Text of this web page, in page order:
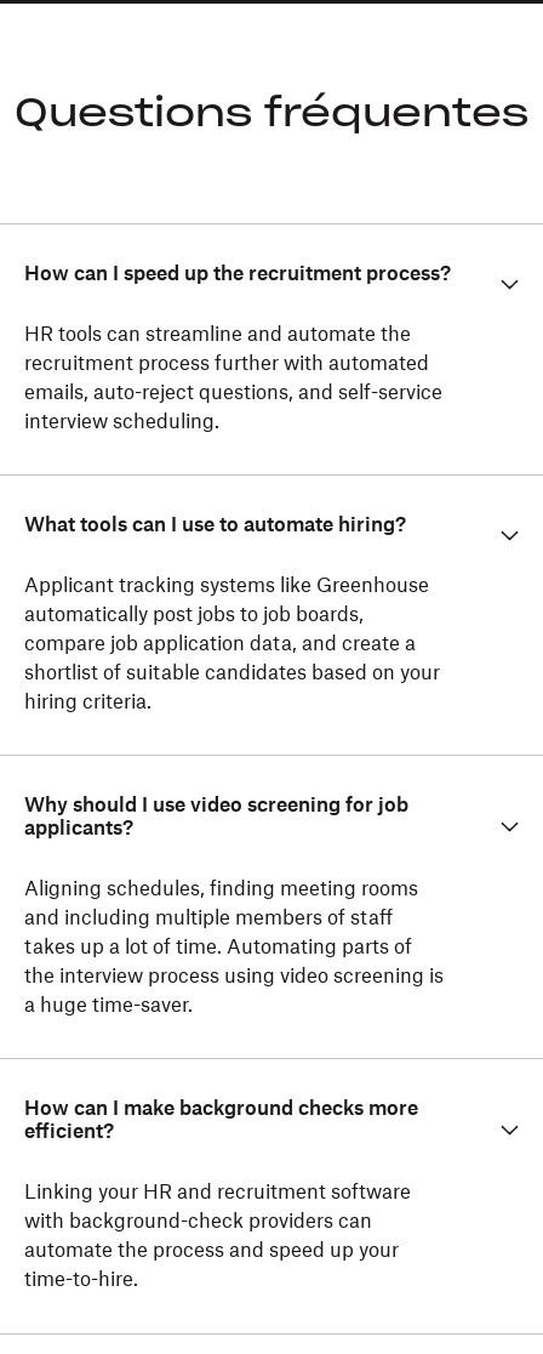
Questions fréquentes
How can I speed up the recruitment process?
HR tools can streamline and automate the
recruitment process further with automated
emails, auto-reject questions, and self-service
interview scheduling.
What tools can I use to automate hiring?
Applicant tracking systems like Greenhouse
automatically post jobs to job boards,
compare job application data, and create a
shortlist of suitable candidates based on your
hiring criteria.
Why should I use video screening for job
applicants?
Aligning schedules, finding meeting rooms
and including multiple members of staff
takes up a lot of time. Automating parts of
the interview process using video screening is
a huge time-saver.
How can I make background checks more
efficient?
Linking your HR and recruitment software
with background-check providers can
automate the process and speed up your
time-to-hire.